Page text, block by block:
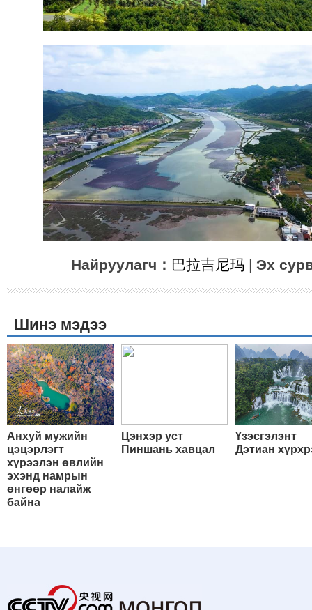
Найруулагч： 巴拉吉尼玛 | Эх
Шинэ мэдээ
Анхуй мужийн
цэцэрлэгт
хүрээлэн өвлийн
эхэнд намрын
өнгөөр налайж
байна
Цэнхэр уст
Пиншань хавцал
Үзэсгэлэнт
Дэтиан